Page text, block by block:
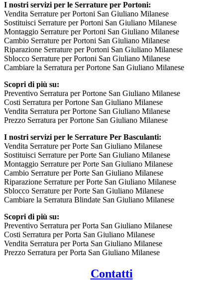
I nostri servizi per le Serrature per Portoni:
Vendita Serrature per Portoni San Giuliano Milanese
Sostituisci Serrature per Portoni San Giuliano Milanese
Montaggio Serrature per Portoni San Giuliano Milanese
Cambio Serrature per Portoni San Giuliano Milanese
Riparazione Serrature per Portoni San Giuliano Milanese
Sblocco Serrature per Portoni San Giuliano Milanese
Cambiare la Serratura per Portone San Giuliano Milanese
Scopri di più su:
Preventivo Serratura per Portone San Giuliano Milanese
Costi Serratura per Portone San Giuliano Milanese
Vendita Serratura per Portone San Giuliano Milanese
Prezzo Serratura per Portone San Giuliano Milanese
I nostri servizi per le Serrature Per Basculanti:
Vendita Serrature per Porte San Giuliano Milanese
Sostituisci Serrature per Porte San Giuliano Milanese
Montaggio Serrature per Porte San Giuliano Milanese
Cambio Serrature per Porte San Giuliano Milanese
Riparazione Serrature per Porte San Giuliano Milanese
Sblocco Serrature per Porte San Giuliano Milanese
Cambiare la Serratura Blindate San Giuliano Milanese
Scopri di più su:
Preventivo Serratura per Porta San Giuliano Milanese
Costi Serratura per Porta San Giuliano Milanese
Vendita Serratura per Porta San Giuliano Milanese
Prezzo Serratura per Porta San Giuliano Milanese
Contatti